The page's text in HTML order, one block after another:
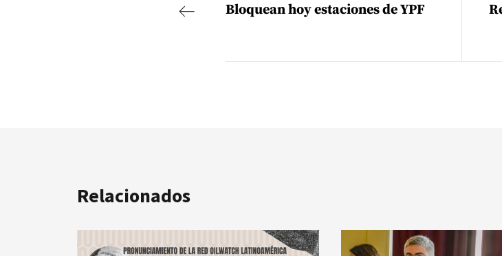
Bloquean hoy estaciones de YPF
Relacionados